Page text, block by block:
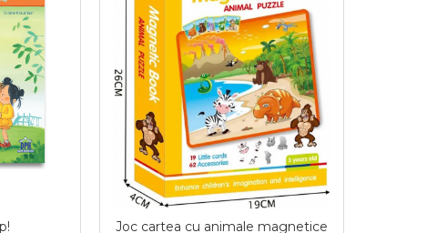
Joc cartea cu animale magnetice